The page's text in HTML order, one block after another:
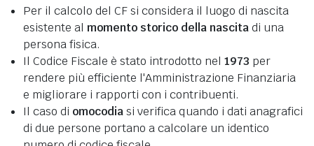
Per il calcolo del CF si considera il luogo di nascita
esistente al momento storico della nascitadi una
persona fisica.
Il Codice Fiscale è stato introdotto nel 1973 per
rendere più efficiente l'Amministrazione Finanziaria
e migliorare i rapporti con i contribuenti.
Il caso di omocodiasi verifica quando i dati anagrafici
di due persone portano a calcolare un identico